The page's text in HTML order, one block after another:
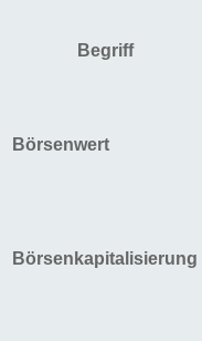
Begriff
Börsenwert
Börsenkapitalisierung